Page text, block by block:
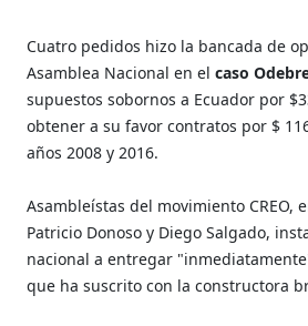
Cuatro pedidos hizo la bancada de
Asamblea Nacional en elcaso
supuestos sobornos a Ecuador por
obtener a su favor contratos por $
años 2008 y 2016.
Asambleístas del movimiento CREO,
Patricio Donoso y Diego Salgado,
nacional a entregar
que ha suscrito con la constructora